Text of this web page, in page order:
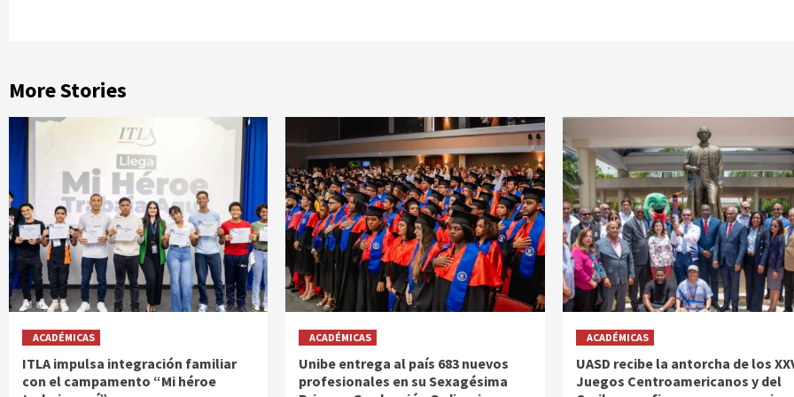
More Stories
ACADÉMICAS
ITLA impulsa integración familiar
con el campamento “Mi héroe
ACADÉMICAS
Unibe entrega al país 683 nuevos
profesionales en su Sexagésima
ACADÉMICAS
UASD recibe la antorcha de los
Juegos Centroamericanos y del